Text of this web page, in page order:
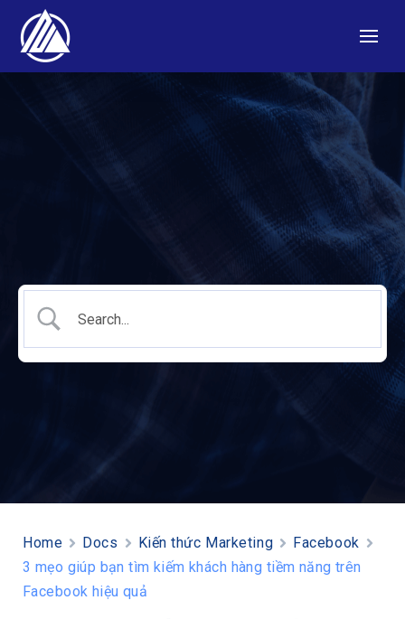
Home Docs Kiến thức Marketing
Facebook
3 mẹo giúp bạn tìm kiếm khách hàng tiềm năng trên
Facebook hiệu quả